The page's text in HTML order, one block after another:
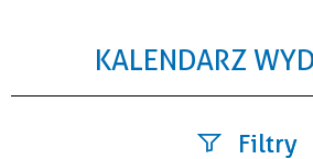
KALENDARZ
Filtry